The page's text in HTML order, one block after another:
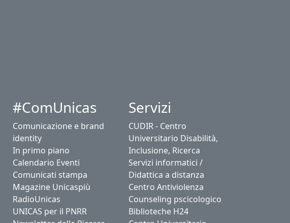
#ComUnicas
Comunicazione e brand
identity
In primo piano
Calendario Eventi
Comunicati stampa
Magazine Unicaspiù
RadioUnicas
UNICAS per il PNRR
Servizi
CUDIR - Centro
Universitario Disabilità,
Inclusione, Ricerca
Servizi informatici /
Didattica a distanza
Centro Antiviolenza
Counseling pscicologico
Biblioteche H24